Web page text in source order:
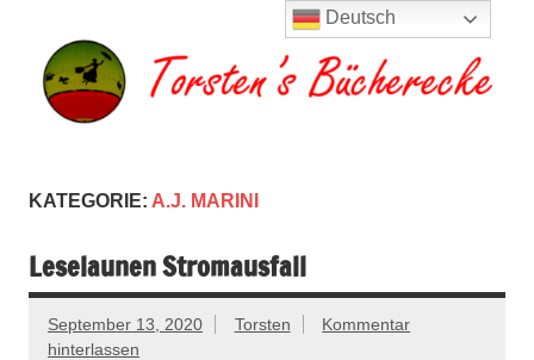
springen
KATEGORIE: A.J. MARINI
Leselaunen Stromausfall
September 13, 2020 Torsten
Kommentar
hinterlassen
Deutsch